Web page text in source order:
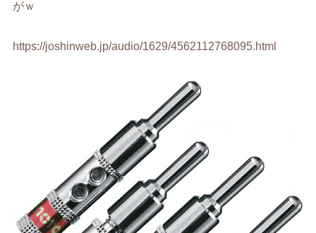
がｗ
https://joshinweb.jp/audio/1629/4562112768095.html